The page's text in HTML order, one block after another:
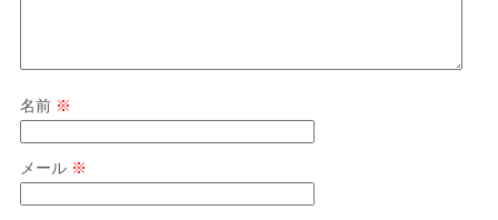
名前 ※
メール ※